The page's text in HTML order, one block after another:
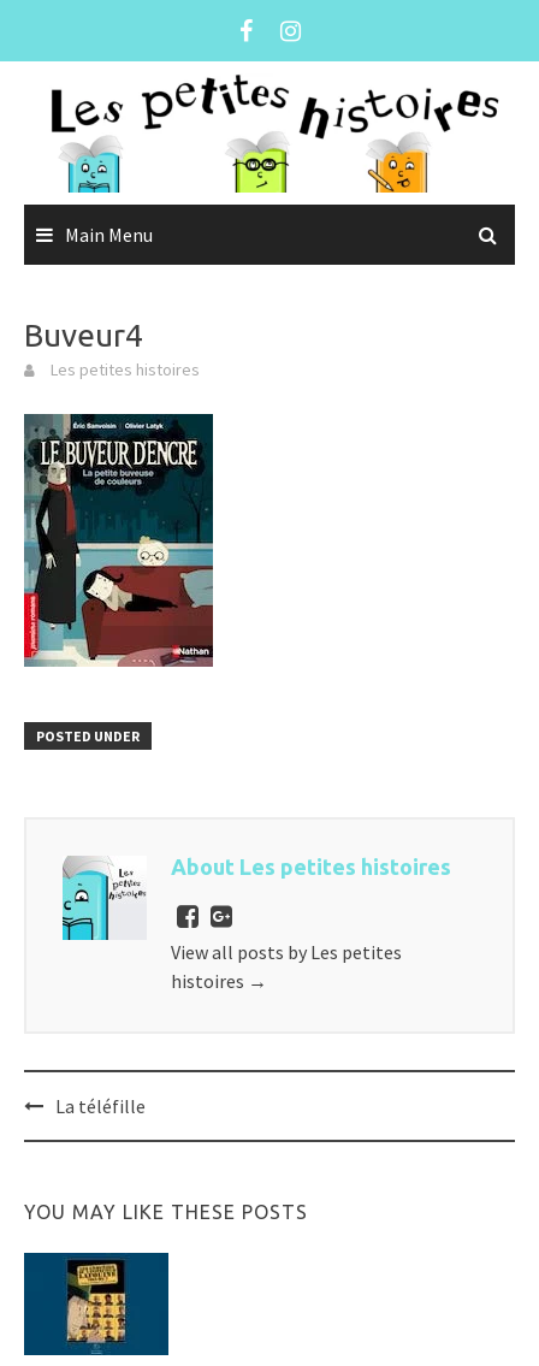
Main Menu
Buveur4
Les petites histoires
POSTED UNDER
About Les petites histoires
View all posts by Les petites
histoires →
PostLa téléfille
YOU MAY LIKE THESE POSTS